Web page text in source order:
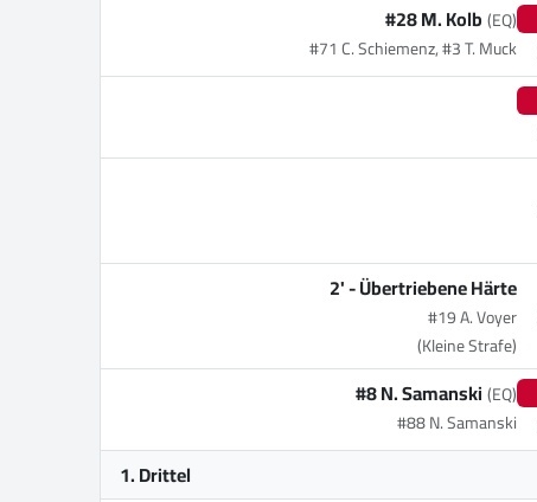
#28 M. Kolb(EQ)
#71 C. Schiemenz, #3 T. Muck
2' -Übertriebene Härte
#19 A. Voyer
(Kleine Strafe)
#8 N. Samanski(EQ)
#88 N. Samanski
1. Drittel